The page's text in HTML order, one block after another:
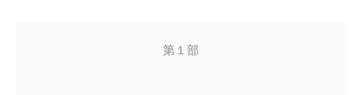
第１部